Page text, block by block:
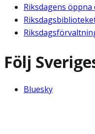
Riksdagens öppna
Följ
Bluesky